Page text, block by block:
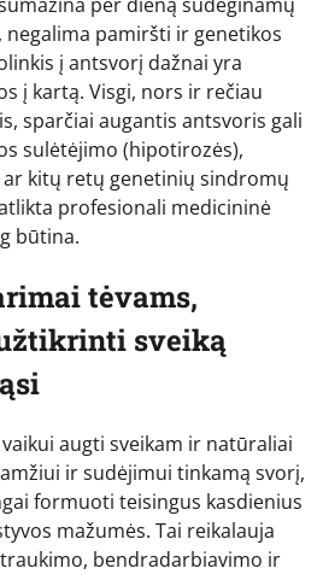
negalima pamiršti ir genetikos
į antsvorį dažnai yra
į kartą. Visgi, nors ir rečiau
sparčiai augantis antsvoris gali
sulėtėjimo (hipotirozės),
kitų retų genetinių sindromų
profesionali medicininė
būtina.
tėvams,
sveiką
augti sveikam ir natūraliai
ir sudėjimui tinkamą svorį,
formuoti teisingus kasdienius
mažumės. Tai reikalauja
bendradarbiavimo ir